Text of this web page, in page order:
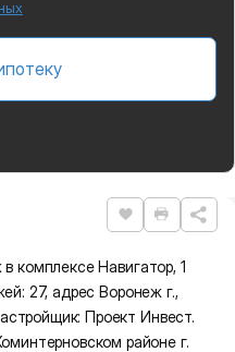
Нравится
комплексе Навигатор, 1
27, адрес Воронеж г.,
Проект Инвест.
районе г.